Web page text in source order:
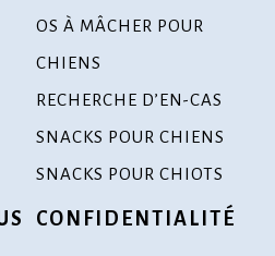
OS À MÂCHER POUR
CHIENS
RECHERCHE D’EN-CAS
SNACKS POUR CHIENS
SNACKS POUR CHIOTS
CONFIDENTIALITÉ